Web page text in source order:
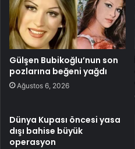
Gülşen Bubikoğlu’nun son
pozlarına beğeni yağdı
Ağustos 6, 2026
Dünya Kupası öncesi yasa
dışı bahise büyük
operasyon